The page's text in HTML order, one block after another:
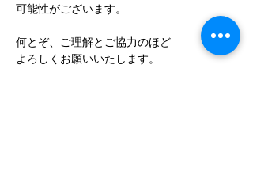
可能性がございます。
何とぞ、ご理解とご協力のほど
よろしくお願いいたします。